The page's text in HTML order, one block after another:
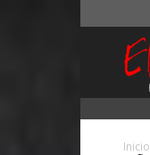
Inicio